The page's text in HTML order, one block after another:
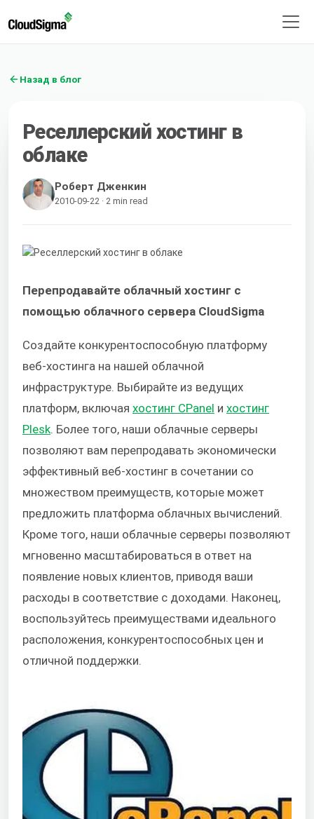
Назад в блог
Реселлерский хостинг в
облаке
Роберт Дженкин
2010-09-22 · 2 min read
Перепродавайте облачный хостинг с
помощью облачного сервера CloudSigma
Создайте конкурентоспособную платформу
веб-хостинга на нашей облачной
инфраструктуре. Выбирайте из ведущих
платформ, включая хостинг CPanel и хостинг
Plesk. Более того, наши облачные серверы
позволяют вам перепродавать экономически
эффективный веб-хостинг в сочетании со
множеством преимуществ, которые может
предложить платформа облачных вычислений.
Кроме того, наши облачные серверы позволяют
мгновенно масштабироваться в ответ на
появление новых клиентов, приводя ваши
расходы в соответствие с доходами. Наконец,
воспользуйтесь преимуществами идеального
расположения, конкурентоспособных цен и
отличной поддержки.